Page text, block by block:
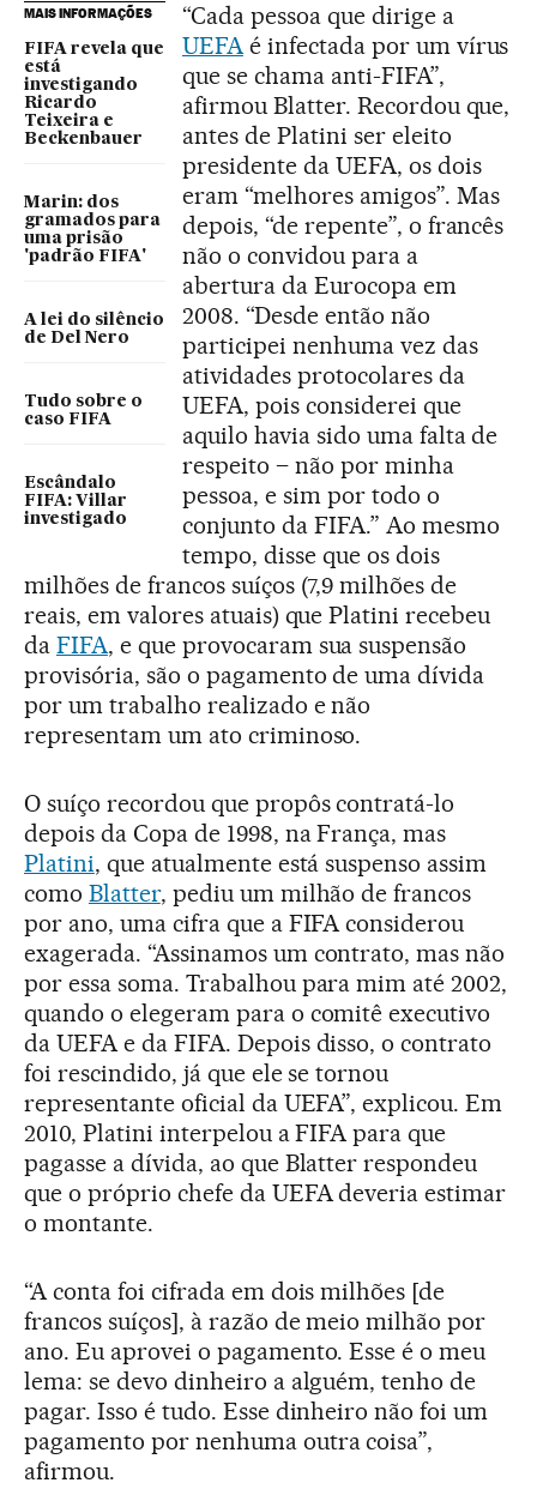
MAIS INFORMAÇÕES
FIFA revela que
está
investigando
Ricardo
Teixeira e
Beckenbauer
Marin: dos
gramados para
uma prisão
'padrão FIFA'
A lei do silêncio
de Del Nero
Tudo sobre o
caso FIFA
Escândalo
FIFA: Villar
investigado
“Cada pessoa que dirige a
UEFAé infectada por um vírus
que se chama anti-FIFA”,
afirmou Blatter. Recordou que,
antes de Platini ser eleito
presidente da UEFA, os dois
eram “melhores amigos”. Mas
depois, “de repente”, o francês
não o convidou para a
abertura da Eurocopa em
2008. “Desde então não
participei nenhuma vez das
atividades protocolares da
UEFA, pois considerei que
aquilo havia sido uma falta de
respeito – não por minha
pessoa, e sim por todo o
conjunto da FIFA.” Ao mesmo
tempo, disse que os dois
milhões de francos suíços (7,9 milhões de
reais, em valores atuais) que Platini recebeu
da FIFA, e que provocaram sua suspensão
provisória, são o pagamento de uma dívida
por um trabalho realizado e não
representam um ato criminoso.
O suíço recordou que propôs contratá-lo
depois da Copa de 1998, na França, mas
Platini, que atualmente está suspenso assim
como Blatter, pediu um milhão de francos
por ano, uma cifra que a FIFA considerou
exagerada. “Assinamos um contrato, mas não
por essa soma. Trabalhou para mim até 2002,
quando o elegeram para o comitê executivo
da UEFA e da FIFA. Depois disso, o contrato
foi rescindido, já que ele se tornou
representante oficial da UEFA”, explicou. Em
2010, Platini interpelou a FIFA para que
pagasse a dívida, ao que Blatter respondeu
que o próprio chefe da UEFA deveria estimar
o montante.
“A conta foi cifrada em dois milhões [de
francos suíços], à razão de meio milhão por
ano. Eu aprovei o pagamento. Esse é o meu
lema: se devo dinheiro a alguém, tenho de
pagar. Isso é tudo. Esse dinheiro não foi um
pagamento por nenhuma outra coisa”,
afirmou.